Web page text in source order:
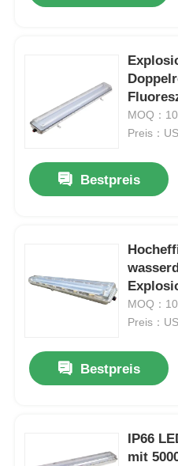
MOQ：10
Preis：
Bestpreis
mit
und
MOQ：10
Preis：
Bestpreis
IP66
mit